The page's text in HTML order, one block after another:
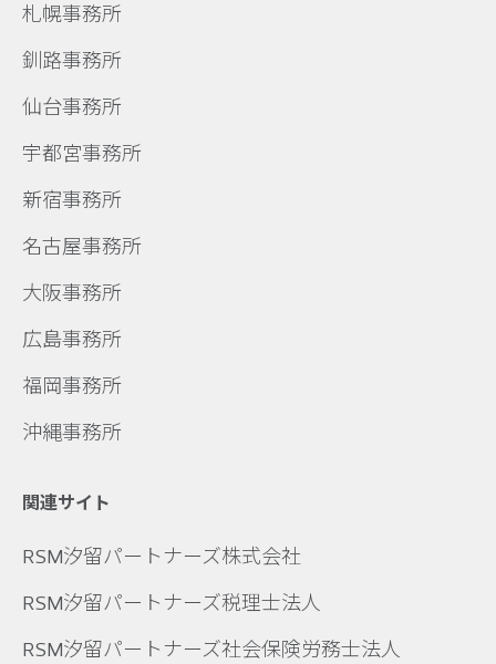
札幌事務所
釧路事務所
仙台事務所
宇都宮事務所
新宿事務所
名古屋事務所
大阪事務所
広島事務所
福岡事務所
沖縄事務所
関連サイト
RSM汐留パートナーズ株式会社
RSM汐留パートナーズ税理士法人
RSM汐留パートナーズ社会保険労務士法人